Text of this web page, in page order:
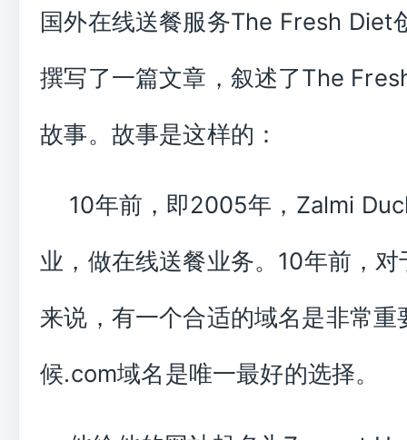
国外在线送餐服务The Fresh Diet
撰写了一篇文章，叙述了The
故事。故事是这样的：
10年前，即2005年，Zalmi
业，做在线送餐业务。10年前，
来说，有一个合适的域名是非常重
候.com域名是唯一最好的选择。